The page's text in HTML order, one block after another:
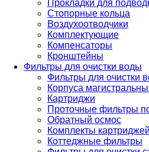
Прокладки для
Стопорные кольца
Воздухоотводчики
Комплектующие
Компенсаторы
Кронштейны
Фильтры для очистки воды
Фильтры для очистки
Корпуса
Картриджи
Проточные фильтры
Обратный осмос
Комплекты картриджей
Коттеджные фильтры